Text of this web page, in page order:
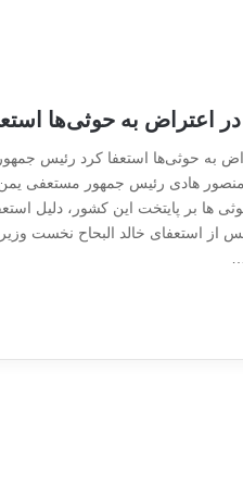
اعتراض به حوثی‌ها
به حوثی‌ها استعفا کرد رئیس
منصور هادی رئیس جمهور مستعفی
ها بر پایتخت این کشور، دلیل
از استعفای خالد البحاح نخست